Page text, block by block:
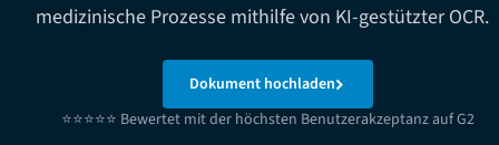
medizinische Prozesse mithilfe von KI-gestützter OCR.
Dokument hochladen
⭐⭐⭐⭐⭐ Bewertet mit der höchsten Benutzerakzeptanz auf G2